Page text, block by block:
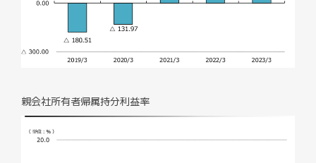
親会社所有者帰属持分利益率